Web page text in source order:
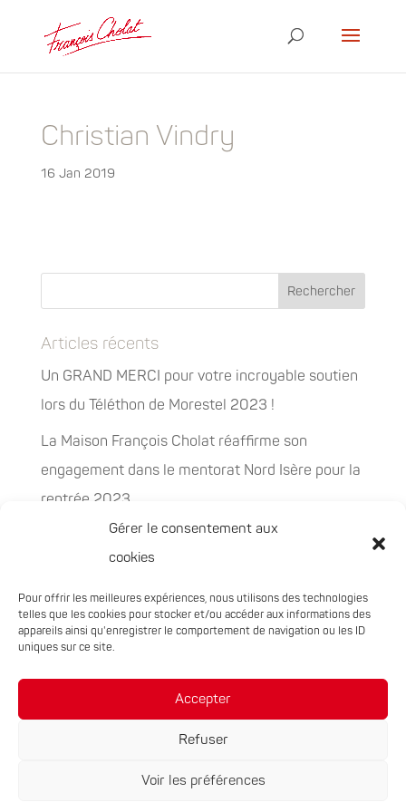
Gérer le consentement aux
cookies
Pour offrir les meilleures expériences, nous utilisons des technologies
telles que les cookies pour stocker et/ou accéder aux informations des
appareils ainsi qu'enregistrer le comportement de navigation ou les ID
uniques sur ce site.
Accepter
Refuser
Voir les préférences
Christian Vindry
16 Jan 2019
Articles récents
Un GRAND MERCI pour votre incroyable soutien
lors du Téléthon de Morestel 2023 !
La Maison François Cholat réaffirme son
engagement dans le mentorat Nord Isère pour la
rentrée 2023
La Maison François Cholat accueil et participe à
la préservation des espaces naturels sensibles
PEPITES, la nouvelle filière chanvre en
Auvergne-Rhône-Alpes